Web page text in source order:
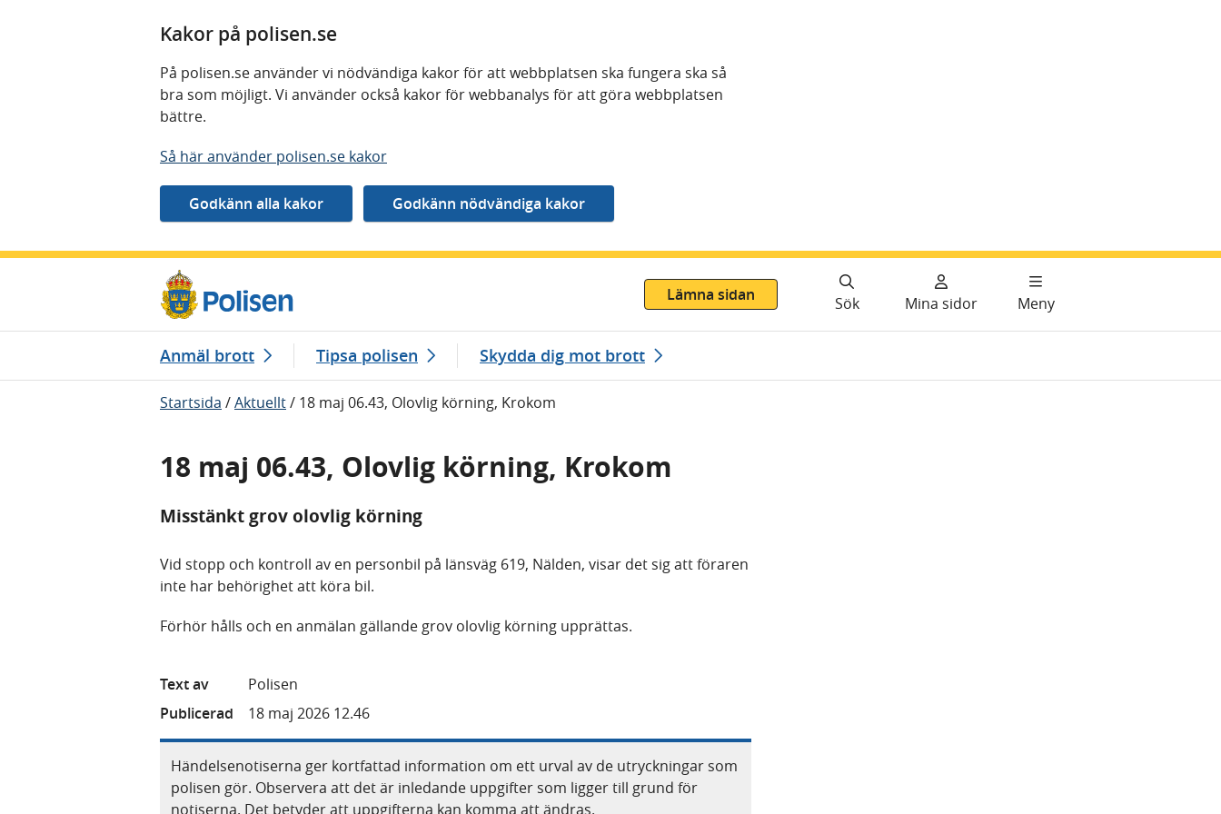
Kakor på polisen.se
På polisen.se använder vi nödvändiga kakor för att webbplatsen ska fungera ska så
bra som möjligt. Vi använder också kakor för webbanalys för att göra webbplatsen
bättre.
Så här använder polisen.se kakor
Lämna sidan
Sök Mina sidor Meny
Anmäl brott Tipsa polisen Skydda dig mot brott
Startsida /Aktuellt/ 18 maj 06.43, Olovlig körning, Krokom
18 maj 06.43, Olovlig körning, Krokom
Misstänkt grov olovlig körning
Vid stopp och kontroll av en personbil på länsväg 619, Nälden, visar det sig att föraren
inte har behörighet att köra bil.
Förhör hålls och en anmälan gällande grov olovlig körning upprättas.
Text av
Polisen
Publicerad
18 maj 2026 12.46
Händelsenotiserna ger kortfattad information om ett urval av de utryckningar som
polisen gör. Observera att det är inledande uppgifter som ligger till grund för
notiserna. Det betyder att uppgifterna kan komma att ändras.